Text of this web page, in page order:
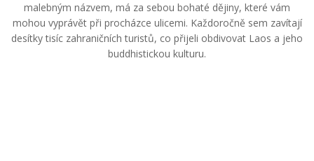
malebným názvem, má za sebou bohaté dějiny, které vám
mohou vyprávět při procházce ulicemi. Každoročně sem zavítají
desítky tisíc zahraničních turistů, co přijeli obdivovat Laos a jeho
buddhistickou kulturu.